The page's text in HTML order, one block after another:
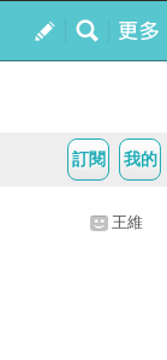
我的
訂閱
王維